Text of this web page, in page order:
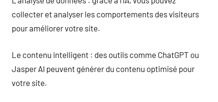
collecter et analyser les comportements des visiteurs
pour améliorer votre site.
Le contenu intelligent : des outils comme ChatGPT ou
Jasper AI peuvent générer du contenu optimisé pour
votre site.